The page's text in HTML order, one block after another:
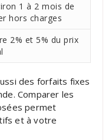
1 à 2 mois de
hors charges
2% et 5% du prix
des forfaits fixes
Comparer les
permet
et à votre